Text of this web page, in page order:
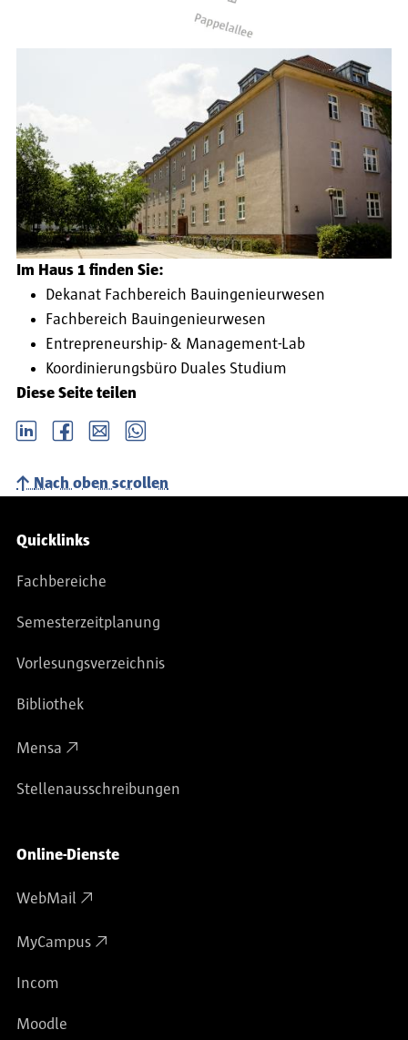
Im Haus 1 finden Sie:
Dekanat Fachbereich Bauingenieurwesen
Fachbereich Bauingenieurwesen
Entrepreneurship- & Management-Lab
Koordinierungsbüro Duales Studium
Diese Seite teilen
LinkedIn Facebook email Whatsapp
Nach oben scrollen
Service-Navigation
Quicklinks
Fachbereiche
Semesterzeitplanung
Vorlesungsverzeichnis
Bibliothek
Mensa
Stellenausschreibungen
Online-Dienste
WebMail
MyCampus
Incom
Moodle